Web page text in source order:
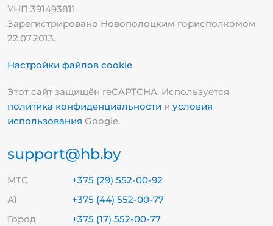
УНП 391493811
Зарегистрировано Новополоцким горисполкомом
22.07.2013.
Настройки файлов cookie
Этот сайт защищён reCAPTCHA. Используется
политика конфиденциальности и условия
использования Google.
support@hb.by
МТС
+375 (29) 552-00-92
А1
+375 (44) 552-00-77
Город
+375 (17) 552-00-77